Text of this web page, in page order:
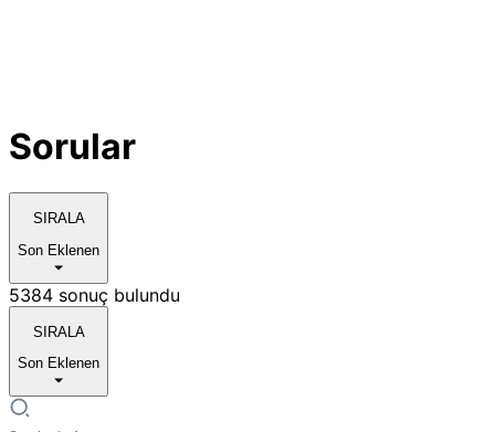
Sorular
SIRALA
Son Eklenen
5384 sonuç bulundu
SIRALA
Son Eklenen